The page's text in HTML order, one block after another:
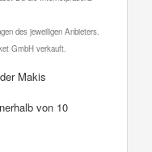
des jeweiligen Anbieters.
GmbH verkauft.
Makis
von 10